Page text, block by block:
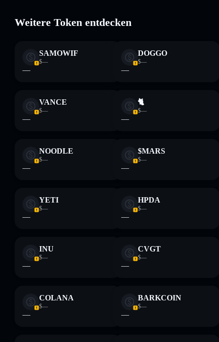
ausschließlich Bildungszwecken und stellen keine
Finanzberatung dar. Recherchiere stets eigenständig. Daten
bereitgestellt von rugcheck.xyz.
Weitere Token entdecken
SAMOWIF
$—
—
DOGGO
$—
—
VANCE
$—
—
🐈
$—
—
NOODLE
$—
—
$MARS
$—
—
YETI
$—
—
HPDA
$—
—
INU
$—
—
CVGT
$—
—
COLANA
$—
—
BARKCOIN
$—
—